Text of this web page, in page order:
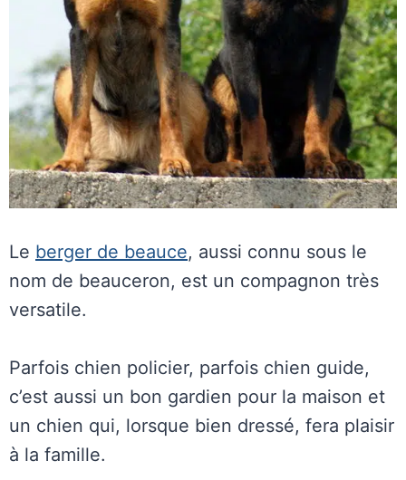
Le berger de beauce, aussi connu sous le
nom de beauceron, est un compagnon très
versatile.
Parfois chien policier, parfois chien guide,
c’est aussi un bon gardien pour la maison et
un chien qui, lorsque bien dressé, fera plaisir
à la famille.